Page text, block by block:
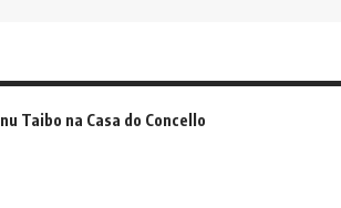
Taibo na Casa do Concello